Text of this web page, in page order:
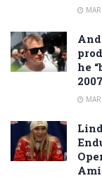
he